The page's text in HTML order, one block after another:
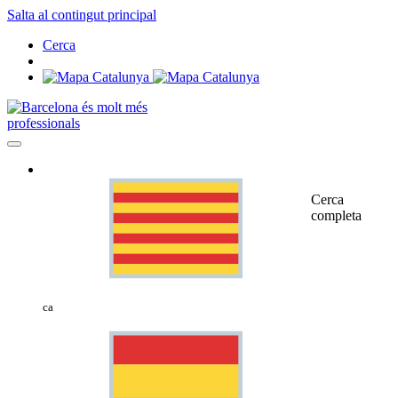
Salta al contingut principal
Cerca
professionals
ca
Cerca
completa